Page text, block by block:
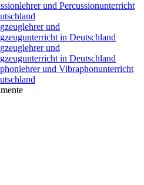
und Percussionunterricht
und
in Deutschland
und
in Deutschland
und Vibraphonunterricht